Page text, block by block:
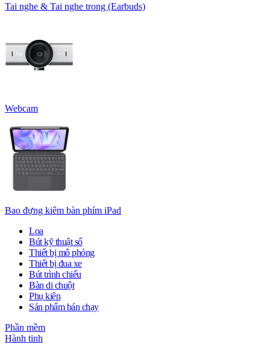
Tai nghe & Tai nghe trong (Earbuds)
Webcam
Bao đựng kiêm bàn phím iPad
Loa
Bút kỹ thuật số
Thiết bị mô phỏng
Thiết bị đua xe
Bút trình chiếu
Bàn di chuột
Phụ kiện
Sản phẩm bán chạy
Phần mềm
Hành tinh